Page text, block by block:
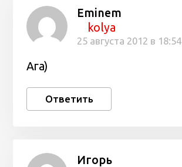
Eminem
kolya
25 августа 2012 в 18:54
Ага)
Ответить
Игорь